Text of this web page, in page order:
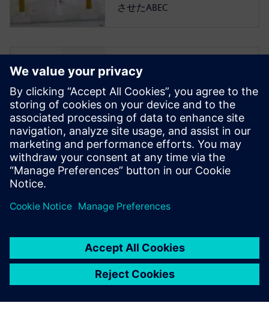
させたABEC
医薬品製造におけ
るマルチフィジッ
クス・シミュレー
ション： CFDと
DEMによる混合器
と造粒機の最適化
ーションが果たす重要な役割